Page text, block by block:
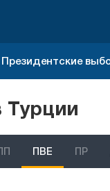
Президентские
ПВЕ ПР